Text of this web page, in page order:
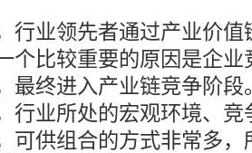
行业领先者通过产业价
个比较重要的原因是企
最终进入产业链竞争阶
行业所处的宏观环境、
可供组合的方式非常多